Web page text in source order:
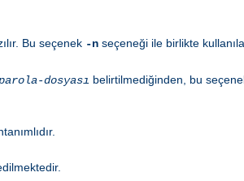
Bu seçenek -n seçeneği ile birlikte
dosyası belirtilmediğinden, bu